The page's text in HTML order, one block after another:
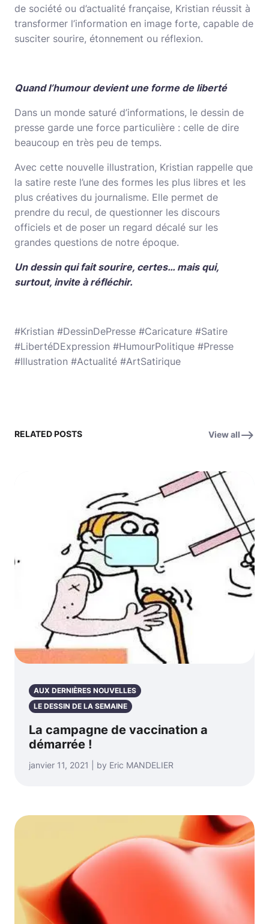
de société ou d’actualité française, Kristian réussit à
transformer l’information en image forte, capable de
susciter sourire, étonnement ou réflexion.
Quand l’humour devient une forme de liberté
Dans un monde saturé d’informations, le dessin de
presse garde une force particulière : celle de dire
beaucoup en très peu de temps.
Avec cette nouvelle illustration, Kristian rappelle que
la satire reste l’une des formes les plus libres et les
plus créatives du journalisme. Elle permet de
prendre du recul, de questionner les discours
officiels et de poser un regard décalé sur les
grandes questions de notre époque.
Un dessin qui fait sourire, certes… mais qui,
surtout, invite à réfléchir.
#Kristian #DessinDePresse #Caricature #Satire
#LibertéDExpression #HumourPolitique #Presse
#Illustration #Actualité #ArtSatirique
RELATED POSTS View all
AUX DERNIÈRES NOUVELLES
LE DESSIN DE LA SEMAINE
La campagne de vaccination a
démarrée !
janvier 11, 2021 | by Eric MANDELIER